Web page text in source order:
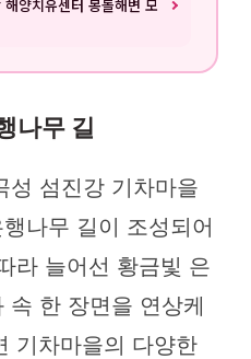
해양치유센터 몽돌해변 모
나무 길
성 섬진강 기차마을
나무 길이 조성되어
라 늘어선 황금빛 은
속 한 장면을 연상케
기차마을의 다양한